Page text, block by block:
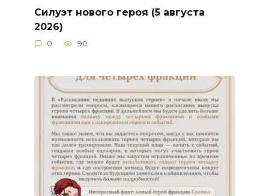
Силуэт нового героя (5 августа
2026)
0 90